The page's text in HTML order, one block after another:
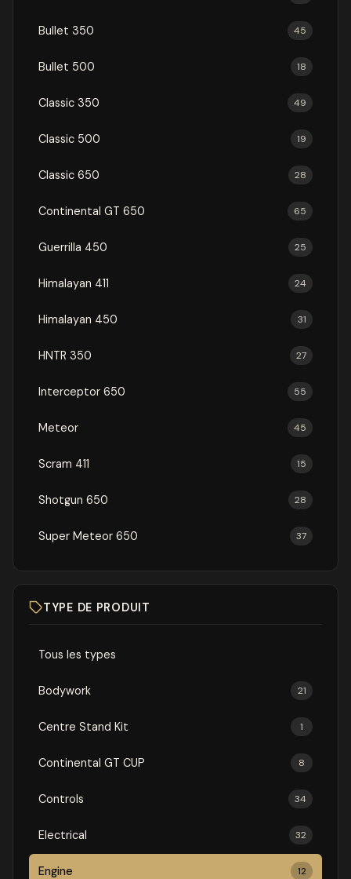
Bullet 350 45
Bullet 500 18
Classic 350 49
Classic 500 19
Classic 650 28
Continental GT 650 65
Guerrilla 450 25
Himalayan 411 24
Himalayan 450 31
HNTR 350 27
Interceptor 650 55
Meteor 45
Scram 411 15
Shotgun 650 28
Super Meteor 650 37
TYPE DE PRODUIT
Tous les types
Bodywork 21
Centre Stand Kit 1
Continental GT CUP 8
Controls 34
Electrical 32
Engine 12